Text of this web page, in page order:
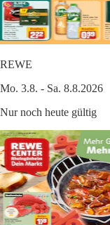
REWE
Mo. 3.8. - Sa. 8.8.2026
Nur noch heute gültig